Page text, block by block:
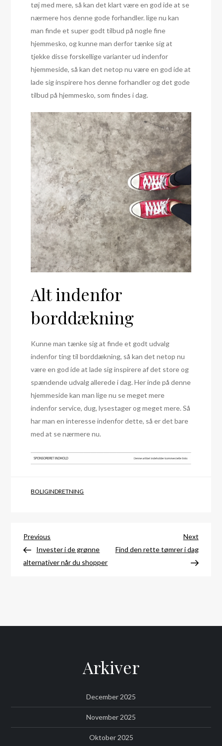
tøj med mere, så kan det klart være en god ide at se
nærmere hos denne gode forhandler. lige nu kan
man finde et super godt tilbud på nogle fine
hjemmesko, og kunne man derfor tænke sig at
tjekke disse forskellige varianter ud indenfor
hjemmeside, så kan det netop nu være en god ide at
lade sig inspirere hos denne forhandler og det gode
tilbud på hjemmesko, som findes i dag.
Alt indenfor
borddækning
Kunne man tænke sig at finde et godt udvalg
indenfor ting til borddækning, så kan det netop nu
være en god ide at lade sig inspirere af det store og
spændende udvalg allerede i dag. Her inde på denne
hjemmeside kan man lige nu se meget mere
indenfor service, dug, lysestager og meget mere. Så
har man en interesse indenfor dette, så er det bare
med at se nærmere nu.
BOLIGINDRETNING
Indlægsnavigation
Previous
Post
Previous
Invester i de grønne
alternativer når du shopper
Next
Post
Next
Find den rette tømrer i dag
Arkiver
December 2025
November 2025
Oktober 2025